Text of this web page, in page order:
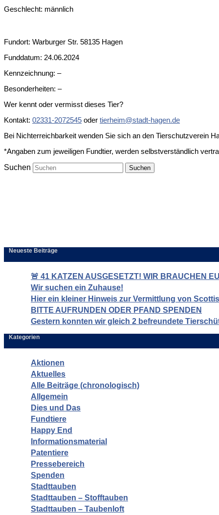
Geschlecht: männlich
Fundort: Warburger Str. 58135 Hagen
Funddatum: 24.06.2024
Kennzeichnung: –
Besonderheiten: –
Wer kennt oder vermisst dieses Tier?
Kontakt: 02331-2072545 oder tierheim@stadt-hagen.de
Bei Nichterreichbarkeit wenden Sie sich an den Tierschutzverein
*Angaben zum jeweiligen Fundtier, werden selbstverständlich
Suchen
Neueste Beiträge
🚨 41 KATZEN AUSGESETZT! WIR BRAUCHEN
Wir suchen ein Zuhause!
Hier ein kleiner Hinweis zur Vermittlung von
BITTE AUFRUNDEN ODER PFAND SPENDEN
Gestern konnten wir gleich 2 befreundete
Kategorien
Aktionen
Aktuelles
Alle Beiträge (chronologisch)
Allgemein
Dies und Das
Fundtiere
Happy End
Informationsmaterial
Patentiere
Pressebereich
Spenden
Stadttauben
Stadttauben – Stofftauben
Stadttauben – Taubenloft